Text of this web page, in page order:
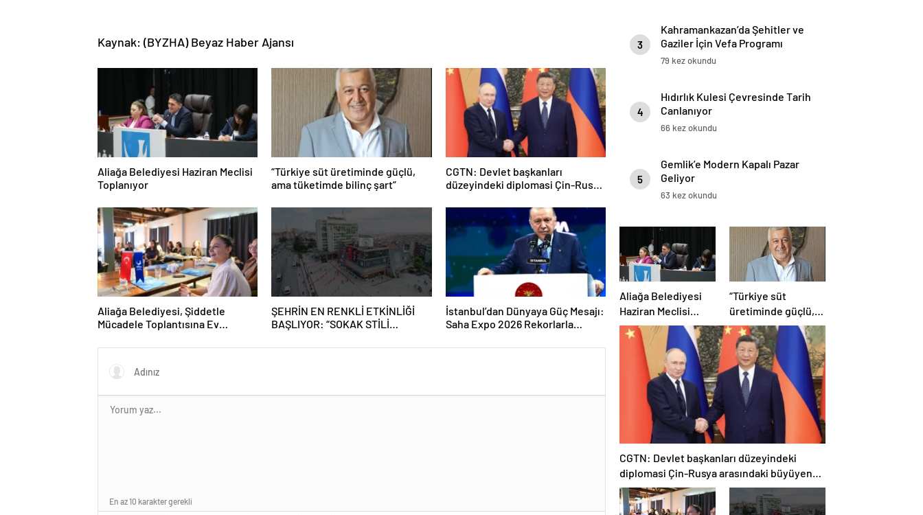
Kaynak: (BYZHA) Beyaz Haber Ajansı
Aliağa Belediyesi Haziran Meclisi
Toplanıyor
“Türkiye süt üretiminde güçlü,
ama tüketimde bilinç şart”
CGTN: Devlet başkanları
düzeyindeki diplomasi Çin-Rusya
güçlendiriyor
Aliağa Belediyesi, Şiddetle
Mücadele Toplantısına Ev
ŞEHRİN EN RENKLİ ETKİNLİĞİ
BAŞLIYOR: “SOKAK STİLİ
GAZİOSMANPAŞA’DA YAŞANACAK
İstanbul’dan Dünyaya Güç Mesajı:
Saha Expo 2026 Rekorlarla
En az 10 karakter gerekli
3
Kahramankazan’da Şehitler ve
Gaziler İçin Vefa Programı
79 kez okundu
4
Hıdırlık Kulesi Çevresinde Tarih
Canlanıyor
66 kez okundu
5
Gemlik’e Modern Kapalı Pazar
Geliyor
63 kez okundu
Aliağa Belediyesi
Haziran Meclisi
Toplanıyor
“Türkiye süt
üretiminde güçlü,
ama tüketimde
bilinç şart”
CGTN: Devlet başkanları düzeyindeki
diplomasi Çin-Rusya arasındaki büyüyen
ortaklığı güçlendiriyor